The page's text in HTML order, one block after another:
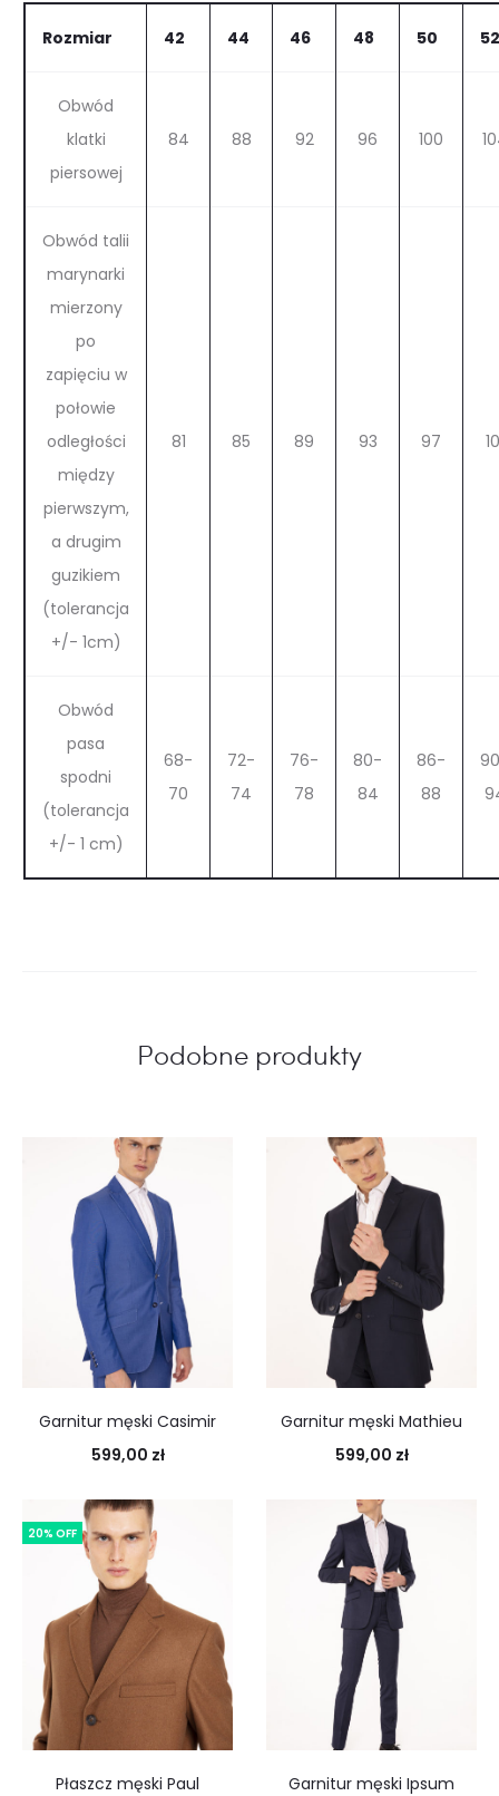
Rozmiar 42 44 46 48 50 52
Obwód
klatki
piersowej
84 88 92 96 100
Obwód talii
marynarki
mierzony
po
zapięciu w
połowie
odległości
między
pierwszym,
a drugim
guzikiem
(tolerancja
+/- 1cm)
81 85 89 93 97
Obwód
pasa
spodni
(tolerancja
+/- 1 cm)
68-
70
72-
74
76-
78
80-
84
86-
88
Podobne produkty
Garnitur męski Casimir
599,00 zł
Garnitur męski Mathieu
599,00 zł
20% OFF
Płaszcz męski Paul
Garnitur męski Ipsum